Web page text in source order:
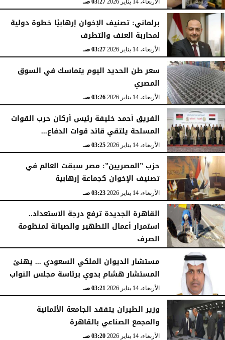
الأربعاء، 14 يناير 2026 03:27 صـ
برلماني: تصنيف الإخوان إرهابيًا خطوة دولية
لمحاربة العنف والتطرف
الأربعاء، 14 يناير 2026 03:27 صـ
سعر طن الحديد اليوم يتماسك في السوق
المصري
الأربعاء، 14 يناير 2026 03:26 صـ
الفريق أحمد خليفة رئيس أركان حرب القوات
المسلحة يلتقي قائد قوات الدفاع...
الأربعاء، 14 يناير 2026 03:25 صـ
حزب ”المصريين”: مصر سبقت العالم في
تصنيف الإخوان كجماعة إرهابية
الأربعاء، 14 يناير 2026 03:23 صـ
القاهرة الجديدة ترفع درجة الاستعداد..
استمرار أعمال التطهير والصيانة لمنظومة
الصرف
مستشار الديوان الملكي السعودي ... يهنئ
المستشار هشام بدوي برئاسة مجلس النواب
الأربعاء، 14 يناير 2026 03:21 صـ
وزير الطيران يتفقد الجامعة الألمانية
والمجمع الصناعي بالقاهرة
الأربعاء، 14 يناير 2026 03:20 صـ